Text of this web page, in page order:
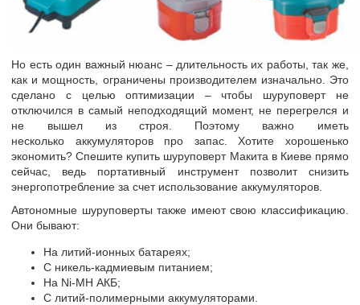
Но есть один важный нюанс – длительность их работы, так же,
как и мощность, ограничены производителем изначально. Это
сделано с целью оптимизации – чтобы шуруповерт не
отключился в самый неподходящий момент, не перегрелся и
не вышел из строя. Поэтому важно иметь
несколько аккумуляторов про запас. Хотите хорошенько
экономить? Спешите купить шуруповерт Макита в Киеве прямо
сейчас, ведь портативный инструмент позволит снизить
энергопотребление за счет использование аккумуляторов.
Автономные шуруповерты также имеют свою классификацию.
Они бывают:
На литий-ионных батареях;
С никель-кадмиевым питанием;
На Ni-MH АКБ;
С литий-полимерными аккумуляторами.